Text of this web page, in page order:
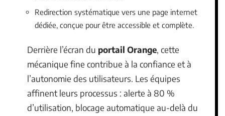
Redirection systématique vers une page internet
dédiée, conçue pour être accessible et complète.
Derrière l’écran du portail Orange, cette
mécanique fine contribue à la confiance et à
l’autonomie des utilisateurs. Les équipes
affinent leurs processus : alerte à 80 %
d’utilisation, blocage automatique au-delà du